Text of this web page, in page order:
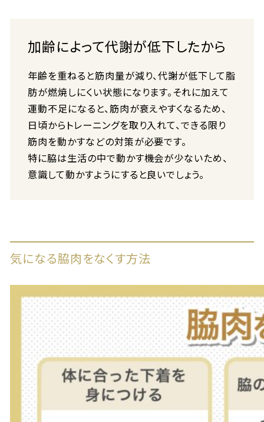
加齢によって代謝が低下したから
年齢を重ねると筋肉量が減り、代謝が低下して脂
肪が燃焼しにくい状態になります。それに加えて
運動不足になると、筋肉が衰えやすくなるため、
日頃からトレーニングを取り入れて、できる限り
筋肉を動かすなどの対策が必要です。
特に脇は生活の中で動かす機会が少ないため、
意識して動かすようにすると良いでしょう。
気になる脇肉をなくす方法